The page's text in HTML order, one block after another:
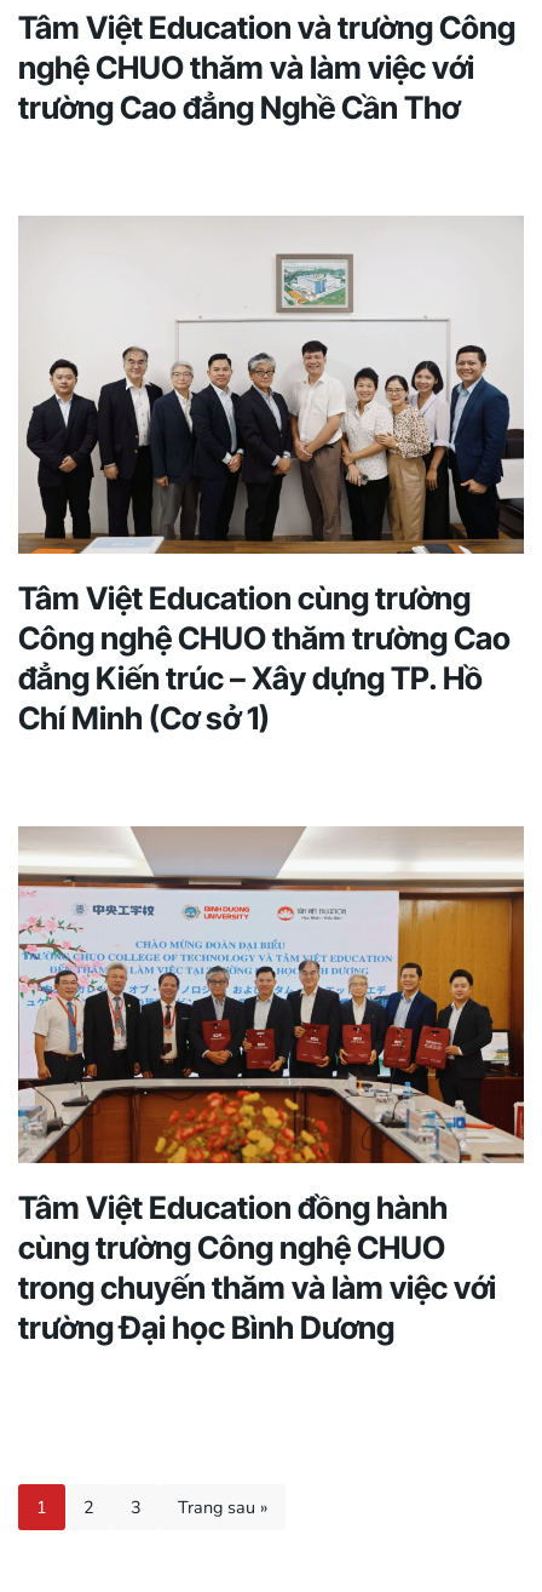
Tâm Việt Education và trường Công
nghệ CHUO thăm và làm việc với
trường Cao đẳng Nghề Cần Thơ
Tâm Việt Education cùng trường
Công nghệ CHUO thăm trường Cao
đẳng Kiến trúc – Xây dựng TP. Hồ
Chí Minh (Cơ sở 1)
Tâm Việt Education đồng hành
cùng trường Công nghệ CHUO
trong chuyến thăm và làm việc với
trường Đại học Bình Dương
1 2 3 Trang sau »